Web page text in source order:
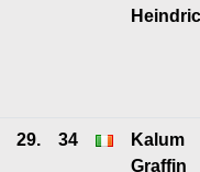
29. 34
Kalum
Graffin